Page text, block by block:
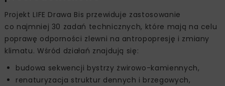
Projekt LIFE Drawa Bis przewiduje zastosowanie
co najmniej 30 zadań technicznych, które mają na celu
poprawę odporności zlewni na antropopresję i zmiany
klimatu. Wśród działań znajdują się:
budowa sekwencji bystrzy żwirowo-kamiennych,
renaturyzacja struktur dennych i brzegowych,